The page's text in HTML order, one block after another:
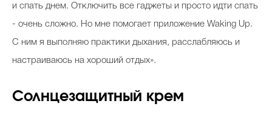
и спать днем. Отключить все гаджеты и просто идти спать
- очень сложно. Но мне помогает приложение Waking Up.
С ним я выполняю практики дыхания, расслабляюсь и
настраиваюсь на хороший отдых».
Солнцезащитный крем